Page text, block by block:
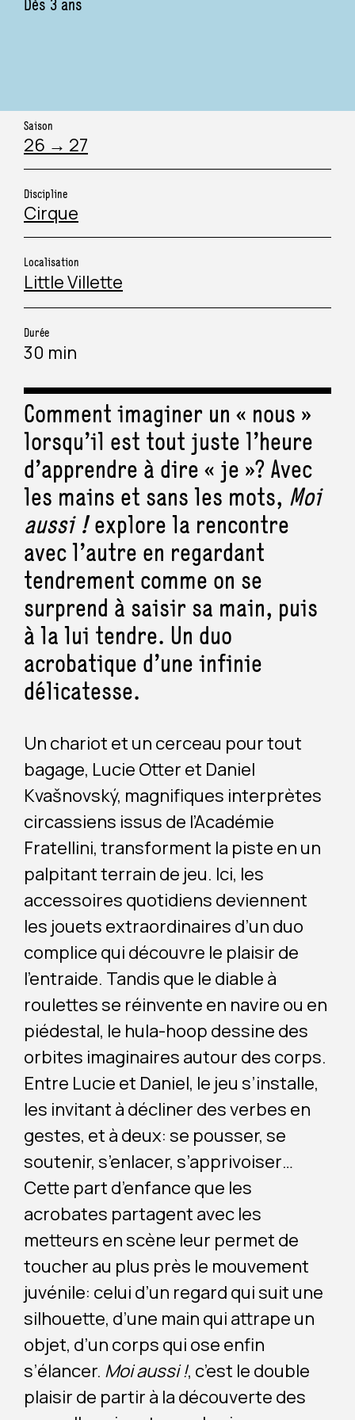
SANITAIRE ET MÉDICO-SOCIAL
ARTISTE
MÉCÈNE
Dès 3 ans
Saison
26 → 27
Discipline
Cirque
Localisation
Little Villette
Durée
30 min
Comment imaginer un « nous »
lorsqu’il est tout juste l’heure
d’apprendre à dire « je »? Avec
les mains et sans les mots, Moi
aussi !explore la rencontre
avec l’autre en regardant
tendrement comme on se
surprend à saisir sa main, puis
à la lui tendre. Un duo
acrobatique d’une infinie
délicatesse.
Un chariot et un cerceau pour tout
bagage, Lucie Otter et Daniel
Kvašnovský, magnifiques interprètes
circassiens issus de l’Académie
Fratellini, transforment la piste en un
palpitant terrain de jeu. Ici, les
accessoires quotidiens deviennent
les jouets extraordinaires d’un duo
complice qui découvre le plaisir de
l’entraide. Tandis que le diable à
roulettes se réinvente en navire ou en
piédestal, le hula-hoop dessine des
orbites imaginaires autour des corps.
Entre Lucie et Daniel, le jeu s’installe,
les invitant à décliner des verbes en
gestes, et à deux: se pousser, se
soutenir, s’enlacer, s’apprivoiser…
Cette part d’enfance que les
acrobates partagent avec les
metteurs en scène leur permet de
toucher au plus près le mouvement
juvénile: celui d’un regard qui suit une
silhouette, d’une main qui attrape un
objet, d’un corps qui ose enfin
s’élancer. Moi aussi !, c’est le double
plaisir de partir à la découverte des